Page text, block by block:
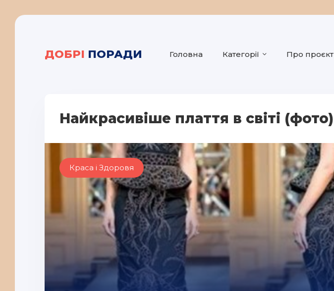
ДОБРІ ПОРАДИ Головна Категорії Про проєкт
Найкрасивіше плаття в світі (фото)
Краса і Здоровя